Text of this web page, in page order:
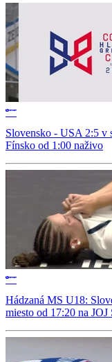
Slovensko - USA 2:5 v
Fínsko od 1:00 naživo
Hádzaná MS U18:
miesto od 17:20 na JOJ